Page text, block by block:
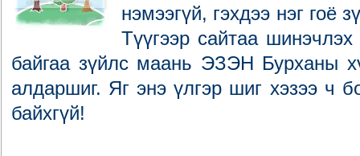
нэмээгүй, гэхдээ нэг гоё
Түүгээр сайтаа
байгаа зүйлс маань ЭЗЭН Бурханы
алдаршиг. Яг энэ үлгэр шиг хэзээ ч
байхгүй!